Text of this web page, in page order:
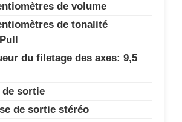
de volume
de tonalité
du filetage des axes: 9,5
de sortie
de sortie stéréo